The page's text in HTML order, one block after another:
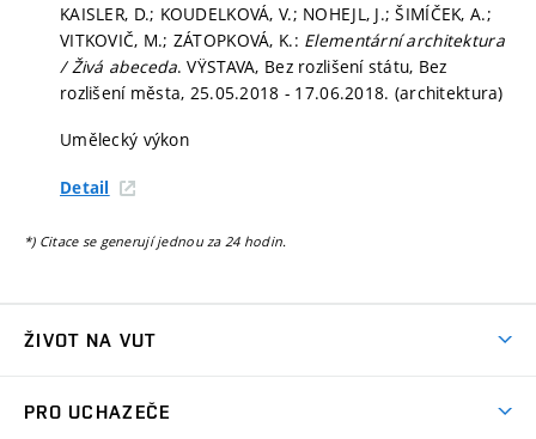
KAISLER, D.; KOUDELKOVÁ, V.; NOHEJL, J.; ŠIMÍČEK, A.;
VITKOVIČ, M.; ZÁTOPKOVÁ, K.: Elementární architektura
/ Živá abeceda. VŸSTAVA, Bez rozlišení státu, Bez
rozlišení města, 25.05.2018 - 17.06.2018. (architektura)
Umělecký výkon
Detail
*) Citace se generují jednou za 24 hodin.
ŽIVOT NA VUT
PRO UCHAZEČE